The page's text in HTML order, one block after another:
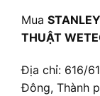
Mua STANLEY
THUẬT
Địa chỉ: 616/
Đông, Thành